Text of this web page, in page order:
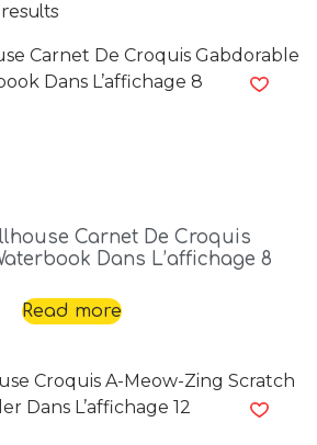
Carnet De Croquis
Dans L’affichage 8
Read more